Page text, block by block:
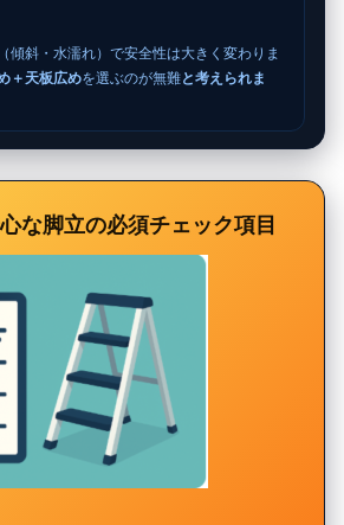
傾斜・水濡れ）で安全性は大きく変わりま
＋天板広めを選ぶのが無難と考えられま
な脚立の必須チェック項目